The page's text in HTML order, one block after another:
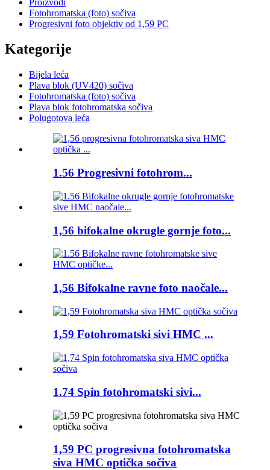
Fotohromatska (foto) sočiva
Progresivni foto objektiv od 1,59 PC
Kategorije
Bijela leća
Plava blok (UV420) sočiva
Fotohromatska (foto) sočiva
Plava blok fotohromatska sočiva
Polugotova leća
1.56 Progresivni fotohrom...
1,56 bifokalne okrugle gornje foto...
1,56 Bifokalne ravne foto naočale...
1,59 Fotohromatski sivi HMC ...
1.74 Spin fotohromatski sivi...
1,59 PC progresivna fotohromatska
siva HMC optička sočiva